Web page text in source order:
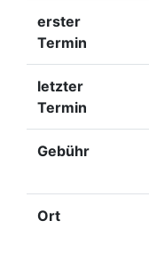
erster
Termin
letzter
Termin
Gebühr
Ort